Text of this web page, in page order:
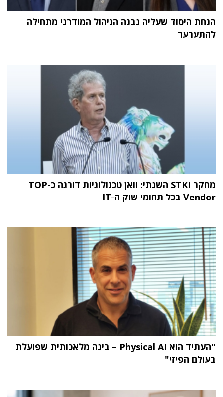
הנחת היסוד שעליה נבנה הניהול המודרני מתחילה
להתערער
מחקר STKI השנתי: וואן טכנולוגיות דורגה כ-TOP
Vendor בכל תחומי שוק ה-IT
"העתיד הוא Physical AI – בינה מלאכותית שפועלת
בעולם הפיזי"